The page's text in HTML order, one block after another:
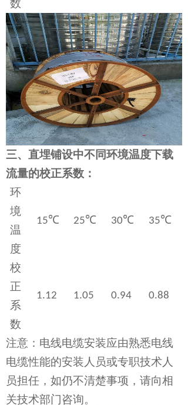
数
三、 直埋铺设中不同环境温度下载
流量的校正系数：
环
境
温
度
15℃ 25℃ 30℃ 35℃
校
正
系
数
1.12 1.05 0.94 0.88
注意：电线电缆安装应由熟悉电线
电缆性能的安装人员或专职技术人
员担任，如仍不清楚事项，请向相
关技术部门咨询。